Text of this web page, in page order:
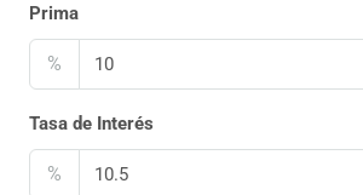
Prima
%
Tasa de Interés
%